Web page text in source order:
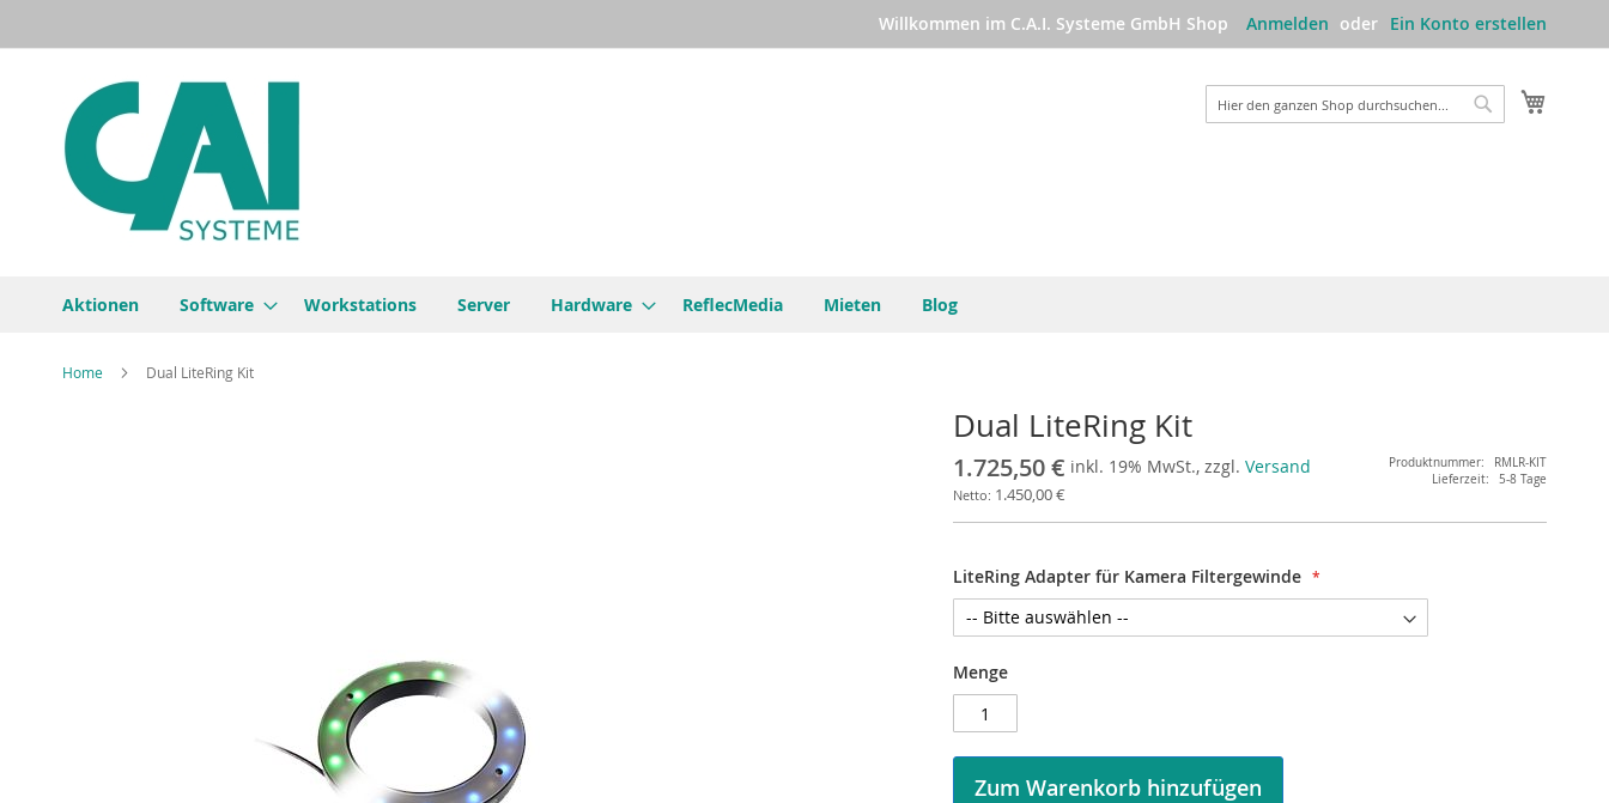
zum
Willkommen im C.A.I. Systeme GmbH Shop Anmelden Ein Konto erstellen
Suche
Aktionen Software Workstations Server Hardware ReflecMedia Mieten Blog
Home Dual LiteRing Kit
Dual LiteRing Kit
1.725,50 €
1.450,00 €
inkl. 19% MwSt., zzgl. Versand Produktnummer
RMLR-KIT
Lieferzeit
5-8 Tage
LiteRing Adapter für Kamera Filtergewinde
Menge
Zum Warenkorb hinzufügen